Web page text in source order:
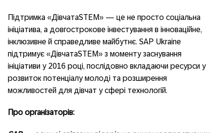
Підтримка «ДівчатаSTEM» — це не просто соціальна
ініціатива, а довгострокове інвестування в інноваційне,
інклюзивне й справедливе майбутнє. SAP Ukraine
підтримує «ДівчатаSTEM» з моменту заснування
ініціативи у 2016 році, послідовно вкладаючи ресурси у
розвиток потенціалу молоді та розширення
можливостей для дівчат у сфері технологій.
Про організаторів: